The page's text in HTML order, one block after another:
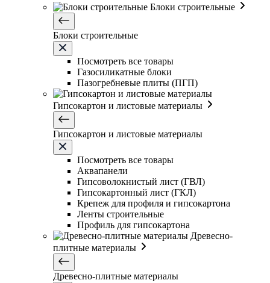
Блоки строительные
Блоки строительные
Посмотреть все товары
Газосиликатные блоки
Пазогребневые плиты (ПГП)
Гипсокартон и листовые материалы
Гипсокартон и листовые материалы
Посмотреть все товары
Аквапанели
Гипсоволокнистый лист (ГВЛ)
Гипсокартонный лист (ГКЛ)
Крепеж для профиля и гипсокартона
Ленты строительные
Профиль для гипсокартона
Древесно-
плитные материалы
Древесно-плитные материалы